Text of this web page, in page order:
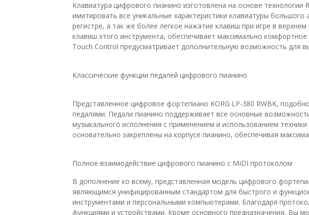
Клавиатура цифрового пианино изготовлена на основе
имитировать все уникальные характеристики клавиатуры
регистре, а так же более легкое нажатие клавиш при игре в
клавиш этого инструмента, обеспечивает максимально
Touch Control предусматривает дополнительную возможность для
Классические функции педалей цифрового пианино
Представленное цифровое фортепиано KORG LP-380 RWBK,
педалями. Педали пианино поддерживает все основные
музыкального исполнения с применением и использованием
основательно закреплены на корпусе пианино, обеспечивая
Полное взаимодействие цифрового пианино с MIDI протоколом
В дополнение ко всему, представленная модель цифрового
являющимся унифицированным стандартом для быстрого и
инструментами и персональными компьютерами. Благодаря
функциями и устройствами. Кроме основного предназначения, Вы